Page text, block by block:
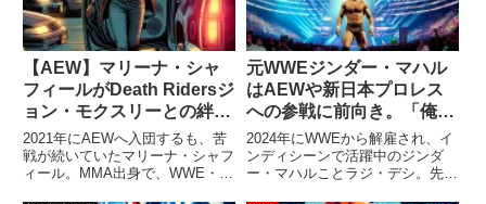
【AEW】マリーナ・シャ
フィールがDeath Ridersジ
ョン・モクスリーとの絆を
語る。「私は彼の守護者」
2021年にAEWへ入団するも、苦
戦が続いていたマリーナ・シャフ
ィール。MMA出身で、WWE・
元WWEジンダー・マハル
はAEWや新日本プロレス
への参戦に前向き。「俺に
はどんな可能性だってあ
る」
2024年にWWEから解雇され、イ
ンディシーンで活躍中のジンダ
ー・マハルことラジ・デシ。先